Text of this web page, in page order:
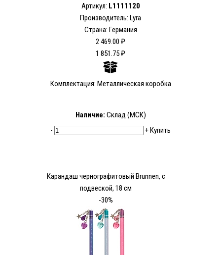
Артикул: L1111120
Производитель: Lyra
Страна: Германия
2 469.00 ₽
1 851.75 ₽
Комплектация: Металлическая коробка
Наличие: Склад (МСК)
-
+Купить
Карандаш чернографитовый Brunnen, с
подвеской, 18 см
-30%